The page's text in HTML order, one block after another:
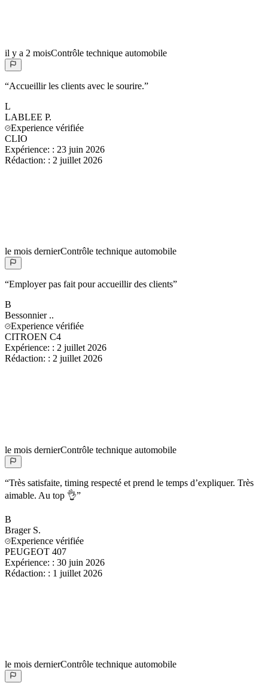
il y a 2 moisContrôle technique automobile
“Accueillir les clients avec le sourire.”
L
LABLEE P.
Experience vérifiée
CLIO
Expérience: : 23 juin 2026
Rédaction: : 2 juillet 2026
le mois dernierContrôle technique automobile
“Employer pas fait pour accueillir des clients”
B
Bessonnier ..
Experience vérifiée
CITROEN C4
Expérience: : 2 juillet 2026
Rédaction: : 2 juillet 2026
le mois dernierContrôle technique automobile
“Très satisfaite, timing respecté et prend le temps d’expliquer. Très
aimable. Au top 👌”
B
Brager S.
Experience vérifiée
PEUGEOT 407
Expérience: : 30 juin 2026
Rédaction: : 1 juillet 2026
le mois dernierContrôle technique automobile